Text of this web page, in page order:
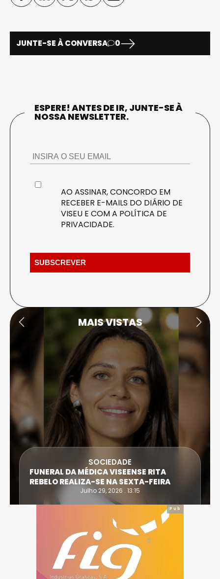
JUNTE-SE À CONVERSA 0
ESPERE! ANTES DE IR, JUNTE-SE À
NOSSA NEWSLETTER.
AO ASSINAR, CONCORDO EM
RECEBER E-MAILS DO DIÁRIO DE
VISEU E COM A POLÍTICA DE
PRIVACIDADE.
MAIS VISTAS
SOCIEDADE
FUNERAL DA MÉDICA VISEENSE RITA
REBELO REALIZA-SE NA SEXTA-FEIRA
Julho 29, 2026 . 13:15
Pub